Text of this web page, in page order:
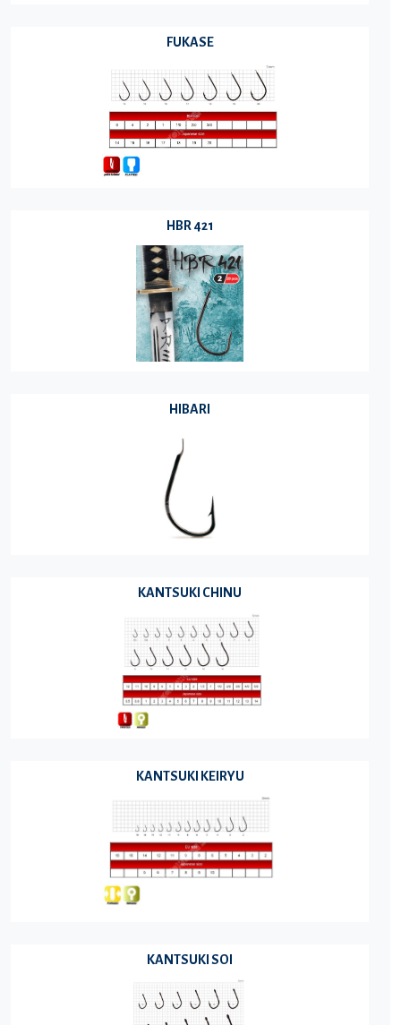
FUKASE
HBR 421
HIBARI
KANTSUKI CHINU
KANTSUKI KEIRYU
KANTSUKI SOI